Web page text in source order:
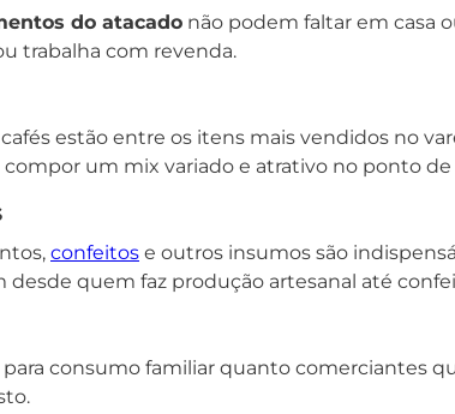
do atacado não podem faltar em casa
trabalha com revenda.
estão entre os itens mais vendidos no
um mix variado e atrativo no ponto de
confeitos e outros insumos são
desde quem faz produção artesanal até
consumo familiar quanto comerciantes